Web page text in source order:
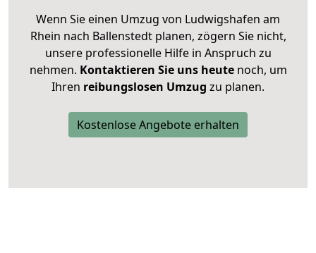
Wenn Sie einen Umzug von Ludwigshafen am
Rhein nach Ballenstedt planen, zögern Sie nicht,
unsere professionelle Hilfe in Anspruch zu
nehmen. Kontaktieren Sie uns heutenoch, um
Ihren reibungslosen Umzug zu planen.
Kostenlose Angebote erhalten